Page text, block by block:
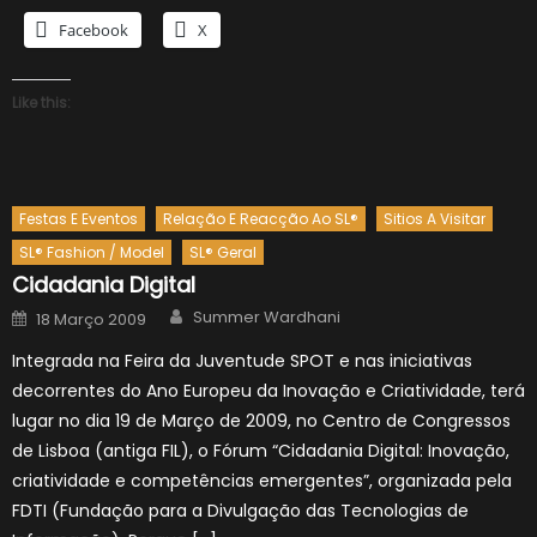
Facebook X
Like this:
Festas E Eventos Relação E Reacção Ao SL®
Sitios A Visitar
SL® Fashion / Model
SL® Geral
Cidadania Digital
Posted
on
18 Março 2009 Author
Summer Wardhani
Integrada na Feira da Juventude SPOT e nas iniciativas
decorrentes do Ano Europeu da Inovação e Criatividade, terá
lugar no dia 19 de Março de 2009, no Centro de Congressos
de Lisboa (antiga FIL), o Fórum “Cidadania Digital: Inovação,
criatividade e competências emergentes”, organizada pela
FDTI (Fundação para a Divulgação das Tecnologias de